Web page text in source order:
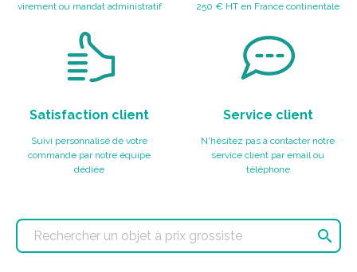
virement ou mandat administratif
250 € HT en France continentale
Satisfaction client
Suivi personnalisé de votre
commande par notre équipe
dédiée
Service client
N'hésitez pas à contacter notre
service client par email ou
téléphone
